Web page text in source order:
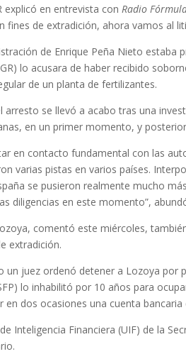
explicó en entrevista conRadio
fines de extradición, ahora vamos al
de Enrique Peña Nieto estaba
lo acusara de haber recibido
de un planta de fertilizantes.
arresto se llevó a acabo tras una
en un primer momento, y
en contacto fundamental con las
varias pistas en varios países.
se pusieron realmente mucho
diligencias en este momento”,
comentó este miércoles,
extradición.
un juez ordenó detener a Lozoya por
lo inhabilitó por 10 años para
dos ocasiones una cuenta
Inteligencia Financiera (UIF) de la